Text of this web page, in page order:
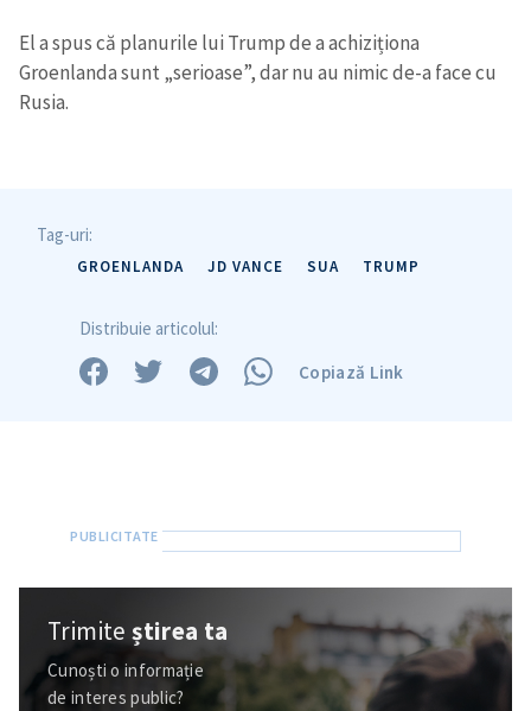
El a spus că planurile lui Trump de a achiziționa
Groenlanda sunt „serioase”, dar nu au nimic de-a face cu
Rusia.
Tag-uri:
GROENLANDA JD VANCE SUA TRUMP
Distribuie articolul:
Copiază Link
Trimiteștirea ta
Cunoști o informație
de interes public?